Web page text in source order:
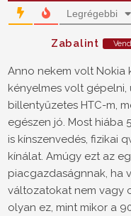
Legrégebbi
Zabalint
Anno nekem volt Nokia
kényelmes volt
billentyűzetes HTC-m,
egészen jó. Most hiába
is kínszenvedés, fizikai
kínálat. Amúgy ezt az
piacgazdaságnnak, ha
változatokat nem vagy
olyan ez, mint mikor a